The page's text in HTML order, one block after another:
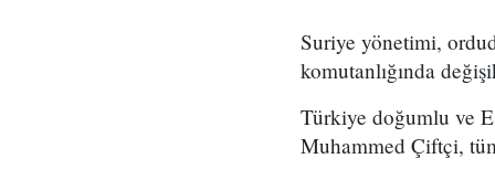
Suriye yönetimi,
komutanlığında
Türkiye doğumlu ve
Muhammed Çiftçi,